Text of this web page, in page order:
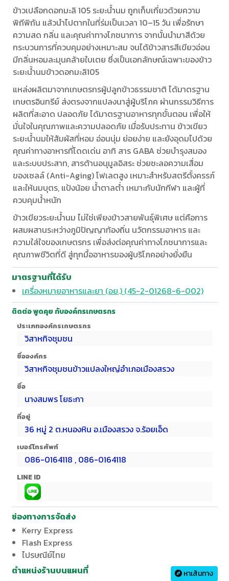
ข้าวเปลือกดอกมะลิ 105 ระยะน้ำนม ถูกเก็บเกี่ยวด้วยความ
พิถีพิถัน แล้วนำไปตากในที่ร่มเป็นเวลา 10–15 วัน เพื่อรักษา
ความสด กลิ่น และคุณค่าทางโภชนาการ จากนั้นนำมาสีด้วย
กระบวนการที่ควบคุมอย่างเหมาะสม จนได้ข้าวสารสีเขียวอ่อน
มีกลิ่นหอมละมุนคล้ายใบเตย ซึ่งเป็นเอกลักษณ์เฉพาะของข้าว
ระยะน้ำนมข้าวดอกมะลิ105
แหล่งผลิตมาจากเกษตรกรผู้ปลูกข้าวธรรมชาติ ได้มาตรฐาน
เกษตรอินทรีย์ ส่งตรงจากแปลงนาสู่ผู้บริโภค ผ่านกรรมวิธีการ
ผลิตที่สะอาด ปลอดภัย ได้มาตรฐานอาหารทุกขั้นตอน เพื่อให้
มั่นใจในคุณภาพและความปลอดภัย เมื่อรับประทาน ข้าวเขียว
ระยะน้ำนมให้สัมผัสที่หอม อ่อนนุ่ม ย่อยง่าย และยังอุดมไปด้วย
คุณค่าทางอาหารที่โดดเด่น อาทิ สาร GABA ช่วยบำรุงสมอง
และระบบประสาท, สารต้านอนุมูลอิสระ ช่วยชะลอความเสื่อม
ของเซลล์ (Anti-Aging) โฟเลตสูง เหมาะสำหรับสตรีตั้งครรภ์
และให้นมบุตร, แป้งน้อย น้ำตาลต่ำ เหมาะกับนักกีฬา และผู้ที่
ควบคุมน้ำหนัก
ข้าวเขียวระยะน้ำนม ไม่ใช่เพียงข้าวสายพันธุ์พิเศษ แต่คือการ
ผสมผสานระหว่างภูมิปัญญาท้องถิ่น นวัตกรรมอาหาร และ
ความใส่ใจของเกษตรกร เพื่อส่งต่อคุณค่าทางโภชนาการและ
คุณภาพชีวิตที่ดี สู่ทุกมื้ออาหารของผู้บริโภคอย่างยั่งยืน
มาตรฐานที่ได้รับ
เครื่องหมายอาหารและยา (อย.) (45-2-01268-6-002)
ติดต่อ พูดคุย กับองค์กรเกษตรกร
ประเภทองค์กรเกษตรกร
วิสาหกิจชุมชน
ชื่อองค์กร
วิสาหกิจชุมชนข้าวแปลงใหญ่อำเภอเมืองสรวง
ชื่อ
นางสมพร โยธะกา
ที่อยู่
36 หมู่ 2 ต.หนองหิน อ.เมืองสรวง จ.ร้อยเอ็ด
เบอร์โทรศัพท์
086-0164118 , 086-0164118
LINE ID
ช่องทางการจัดส่ง
Kerry Express
Flash Express
ไปรษณีย์ไทย
ตำแหน่งร้านบนแผนที่ หาเส้นทาง